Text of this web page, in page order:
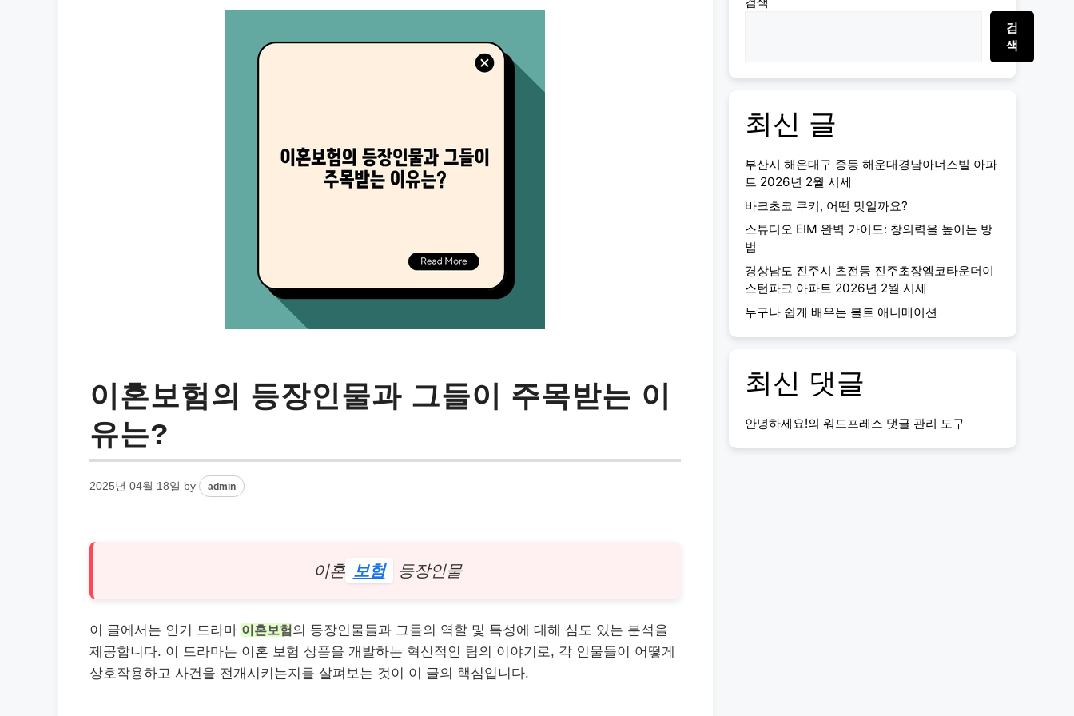
이혼보험의 등장인물과 그들이 주목받는 이
유는?
2025년 04월 18일 by admin
이혼 보험 등장인물
이 글에서는 인기 드라마 이혼보험의 등장인물들과 그들의 역할 및 특성에 대해 심도 있는 분석을
제공합니다. 이 드라마는 이혼 보험 상품을 개발하는 혁신적인 팀의 이야기로, 각 인물들이 어떻게
상호작용하고 사건을 전개시키는지를 살펴보는 것이 이 글의 핵심입니다.
검
색
최신 글
부산시 해운대구 중동 해운대경남아너스빌 아파
트 2026년 2월 시세
바크초코 쿠키, 어떤 맛일까요?
스튜디오 EIM 완벽 가이드: 창의력을 높이는 방
법
경상남도 진주시 초전동 진주초장엠코타운더이
스턴파크 아파트 2026년 2월 시세
누구나 쉽게 배우는 볼트 애니메이션
최신 댓글
안녕하세요!의 워드프레스 댓글 관리 도구